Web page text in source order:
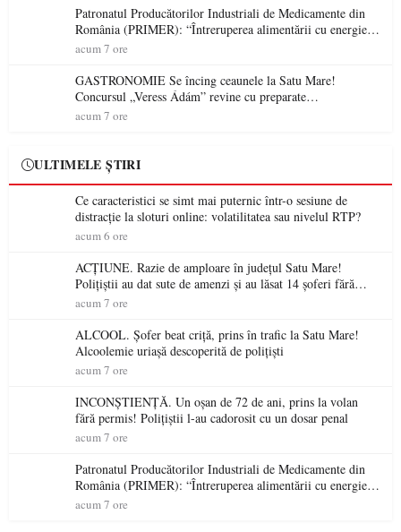
Patronatul Producătorilor Industriali de Medicamente din
România (PRIMER): “Întreruperea alimentării cu energie
electrică a fabricilor de medicamente va pune în pericol
acum 7 ore
GASTRONOMIE Se încing ceaunele la Satu Mare!
Concursul „Veress Ádám” revine cu preparate
spectaculoase, premii și un jurat de renume
acum 7 ore
ULTIMELE ȘTIRI
Ce caracteristici se simt mai puternic într-o sesiune de
distracție la sloturi online: volatilitatea sau nivelul RTP?
acum 6 ore
ACȚIUNE. Razie de amploare în județul Satu Mare!
Polițiștii au dat sute de amenzi și au lăsat 14 șoferi fără
permis într-o singură zi
acum 7 ore
ALCOOL. Șofer beat criță, prins în trafic la Satu Mare!
Alcoolemie uriașă descoperită de polițiști
acum 7 ore
INCONȘTIENȚĂ. Un oșan de 72 de ani, prins la volan
fără permis! Polițiștii l-au cadorosit cu un dosar penal
acum 7 ore
Patronatul Producătorilor Industriali de Medicamente din
România (PRIMER): “Întreruperea alimentării cu energie
electrică a fabricilor de medicamente va pune în pericol
acum 7 ore